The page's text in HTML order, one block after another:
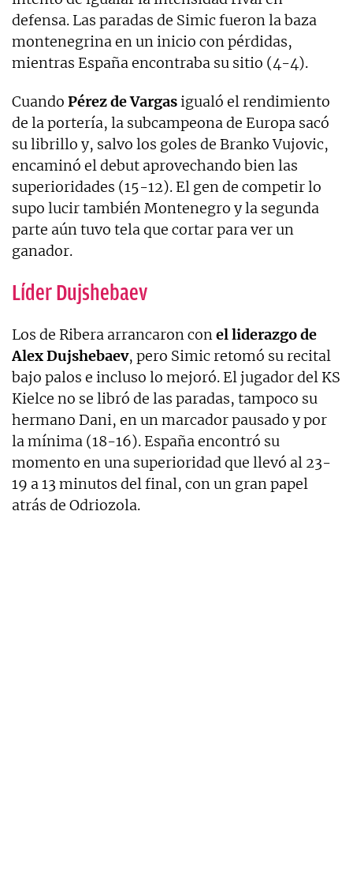
defensa. Las paradas de Simic fueron la baza
montenegrina en un inicio con pérdidas,
mientras España encontraba su sitio (4-4).
Cuando Pérez de Vargasigualó el rendimiento
de la portería, la subcampeona de Europa sacó
su librillo y, salvo los goles de Branko Vujovic,
encaminó el debut aprovechando bien las
superioridades (15-12). El gen de competir lo
supo lucir también Montenegro y la segunda
parte aún tuvo tela que cortar para ver un
ganador.
Líder Dujshebaev
Los de Ribera arrancaron conel liderazgo de
Alex Dujshebaev, pero Simic retomó su recital
bajo palos e incluso lo mejoró. El jugador del KS
Kielce no se libró de las paradas, tampoco su
hermano Dani, en un marcador pausado y por
la mínima (18-16). España encontró su
momento en una superioridad que llevó al 23-
19 a 13 minutos del final, con un gran papel
atrás de Odriozola.